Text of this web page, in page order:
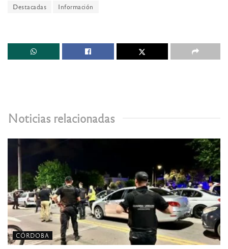
Destacadas
Información
Noticias relacionadas
CÓRDOBA